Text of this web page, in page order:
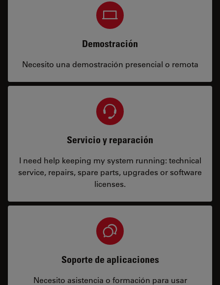
Demostración
Necesito una demostración presencial o remota
Servicio y reparación
I need help keeping my system running: technical
service, repairs, spare parts, upgrades or software
licenses.
Soporte de aplicaciones
Necesito asistencia o formación para usar